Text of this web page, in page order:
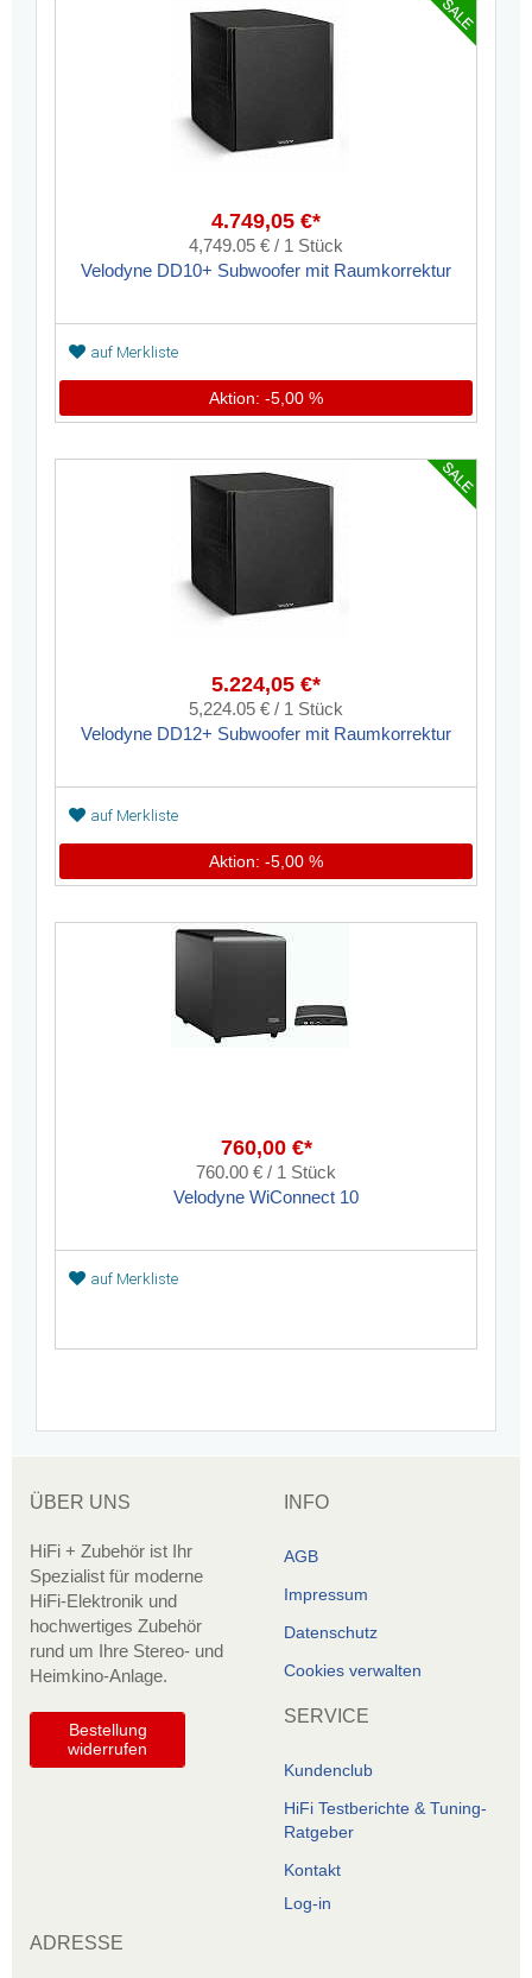
4.749,05 €*
4,749.05 € / 1 Stück
Velodyne DD10+ Subwoofer mit Raumkorrektur
auf Merkliste
Aktion: -5,00 %
5.224,05 €*
5,224.05 € / 1 Stück
Velodyne DD12+ Subwoofer mit Raumkorrektur
auf Merkliste
Aktion: -5,00 %
760,00 €*
760.00 € / 1 Stück
Velodyne WiConnect 10
auf Merkliste
ÜBER UNS
HiFi + Zubehör ist Ihr
Spezialist für moderne
HiFi-Elektronik und
hochwertiges Zubehör
rund um Ihre Stereo- und
Heimkino-Anlage.
Bestellung
widerrufen
INFO
AGB
Impressum
Datenschutz
Cookies verwalten
SERVICE
Kundenclub
HiFi Testberichte & Tuning-
Ratgeber
Kontakt
Log-in
ADRESSE